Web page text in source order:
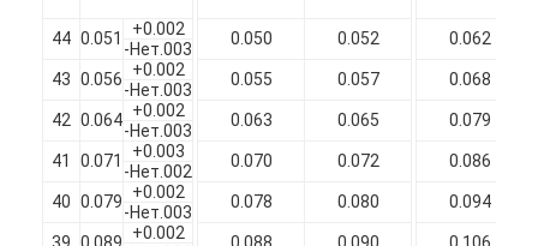
Запросите цитату
эмалированная круглая медная проволока
Эмалированная медная обмотка
44 0.051 +0.002 0.050 0.052 0.062
-Нет.003
43 0.056 +0.002 0.055 0.057 0.068
-Нет.003
42 0.064 +0.002 0.063 0.065 0.079
-Нет.003
41
0.071 +0.003 0.070 0.072 0.086
-Нет.002
40 0.079 +0.002 0.078 0.080 0.094
-Нет.003
+0.002